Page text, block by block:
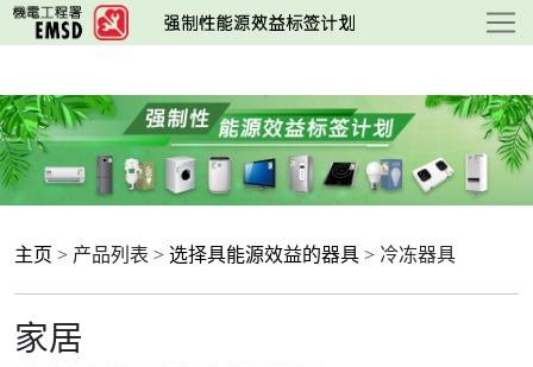
跳
至
要
内
容
主页 > 产品列表 > 选择具能源效益的器具 > 冷冻器具
家居